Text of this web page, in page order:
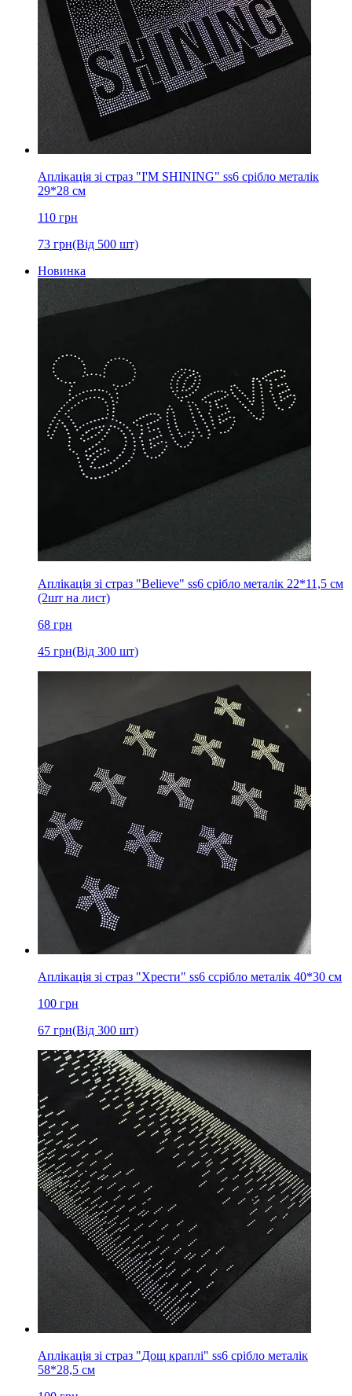
Аплікація зі страз "I'M SHINING" ss6 срібло металік
29*28 см
110 грн
73 грн(Від 500 шт)
Новинка
Аплікація зі страз "Believe" ss6 срібло металік 22*11,5 см
(2шт на лист)
68 грн
45 грн(Від 300 шт)
Аплікація зі страз "Хрести" ss6 cсрібло металік 40*30 см
100 грн
67 грн(Від 300 шт)
Аплікація зі страз "Дощ краплі" ss6 срібло металік
58*28,5 см